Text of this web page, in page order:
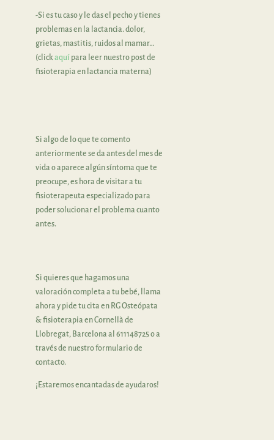
-Si es tu caso y le das el pecho y tienes
problemas en la lactancia. dolor,
grietas, mastitis, ruidos al mamar…
(clickaquí para leer nuestro post de
fisioterapia en lactancia materna)
Si algo de lo que te comento
anteriormente se da antes del mes de
vida o aparece algún síntoma que te
preocupe, es hora de visitar a tu
fisioterapeuta especializado para
poder solucionar el problema cuanto
antes.
Si quieres que hagamos una
valoración completa a tu bebé, llama
ahora y pide tu cita en RG Osteópata
& fisioterapia en Cornellà de
Llobregat, Barcelona al 611148725 o a
través de nuestro formulario de
contacto.
¡Estaremos encantadas de ayudaros!